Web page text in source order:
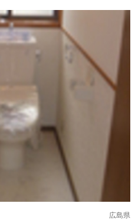
広島県